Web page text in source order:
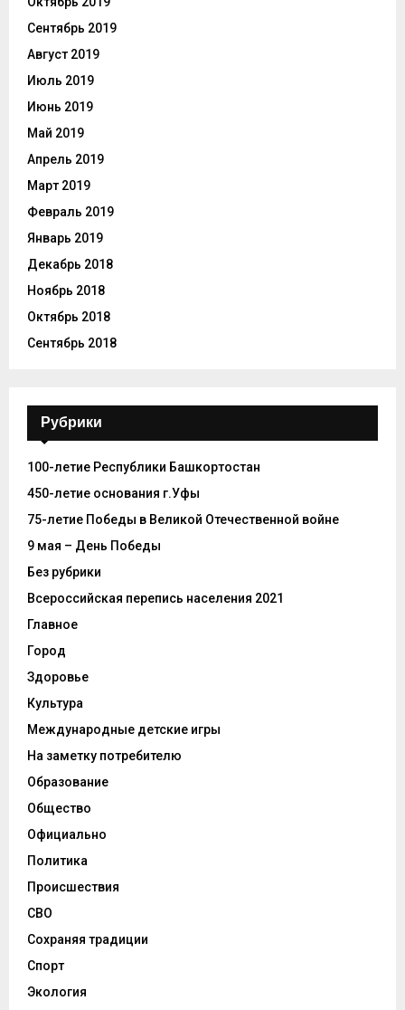
Сентябрь 2019
Август 2019
Июль 2019
Июнь 2019
Май 2019
Апрель 2019
Март 2019
Февраль 2019
Январь 2019
Декабрь 2018
Ноябрь 2018
Октябрь 2018
Сентябрь 2018
Рубрики
100-летие Республики Башкортостан
450-летие основания г.Уфы
75-летие Победы в Великой Отечественной войне
9 мая – День Победы
Без рубрики
Всероссийская перепись населения 2021
Главное
Город
Здоровье
Культура
Международные детские игры
На заметку потребителю
Образование
Общество
Официально
Политика
Происшествия
СВО
Сохраняя традиции
Спорт
Экология